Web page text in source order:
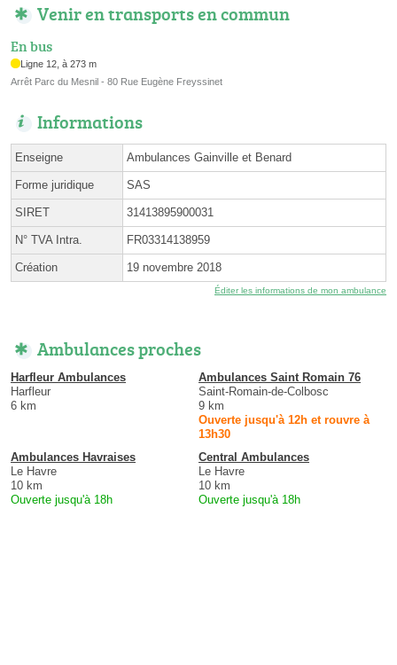
Venir en transports en commun
En bus
Ligne 12, à 273 m
Arrêt Parc du Mesnil - 80 Rue Eugène Freyssinet
Informations
Enseigne Ambulances Gainville et Benard
Forme juridique SAS
SIRET 31413895900031
N° TVA Intra. FR03314138959
Création 19 novembre 2018
Éditer les informations de mon ambulance
Ambulances proches
Harfleur Ambulances
Harfleur
6 km
Ambulances Saint Romain 76
Saint-Romain-de-Colbosc
9 km
Ouverte jusqu'à 12h et rouvre à
13h30
Ambulances Havraises
Le Havre
10 km
Ouverte jusqu'à 18h
Central Ambulances
Le Havre
10 km
Ouverte jusqu'à 18h